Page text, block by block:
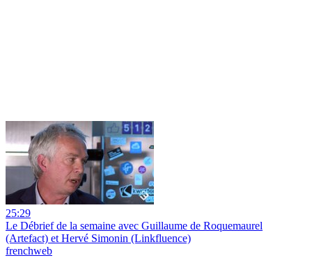
25:29
Le Débrief de la semaine avec Guillaume de Roquemaurel
(Artefact) et Hervé Simonin (Linkfluence)
frenchweb